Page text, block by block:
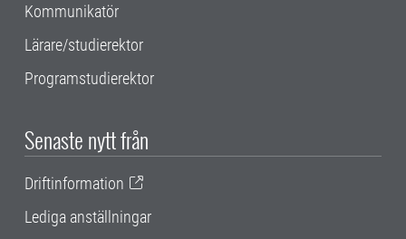
Kommunikatör
Lärare/studierektor
Programstudierektor
Senaste nytt från
Driftinformation
Lediga anställningar